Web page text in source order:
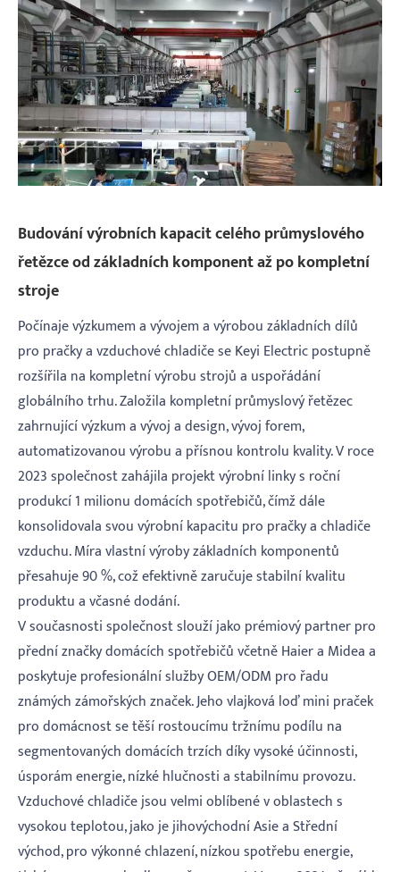
Budování výrobních kapacit celého průmyslového
řetězce od základních komponent až po kompletní
stroje
Počínaje výzkumem a vývojem a výrobou základních dílů
pro pračky a vzduchové chladiče se Keyi Electric postupně
rozšířila na kompletní výrobu strojů a uspořádání
globálního trhu. Založila kompletní průmyslový řetězec
zahrnující výzkum a vývoj a design, vývoj forem,
automatizovanou výrobu a přísnou kontrolu kvality. V roce
2023 společnost zahájila projekt výrobní linky s roční
produkcí 1 milionu domácích spotřebičů, čímž dále
konsolidovala svou výrobní kapacitu pro pračky a chladiče
vzduchu. Míra vlastní výroby základních komponentů
přesahuje 90 %, což efektivně zaručuje stabilní kvalitu
produktu a včasné dodání.
V současnosti společnost slouží jako prémiový partner pro
přední značky domácích spotřebičů včetně Haier a Midea a
poskytuje profesionální služby OEM/ODM pro řadu
známých zámořských značek. Jeho vlajková loď mini praček
pro domácnost se těší rostoucímu tržnímu podílu na
segmentovaných domácích trzích díky vysoké účinnosti,
úsporám energie, nízké hlučnosti a stabilnímu provozu.
Vzduchové chladiče jsou velmi oblíbené v oblastech s
vysokou teplotou, jako je jihovýchodní Asie a Střední
východ, pro výkonné chlazení, nízkou spotřebu energie,